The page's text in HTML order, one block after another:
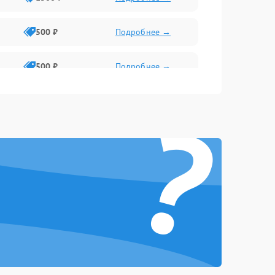
500 ₽ Подробнее →
500 ₽ Подробнее →
1500 ₽ Подробнее →
Подробнее →
Подробнее →
?